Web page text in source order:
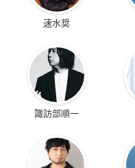
速水奨
諏訪部順一